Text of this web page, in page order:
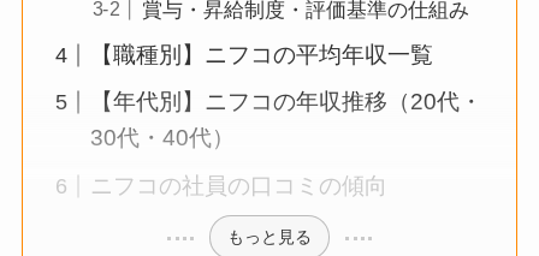
賞与・昇給制度・評価基準の仕組み
【職種別】ニフコの平均年収一覧
【年代別】ニフコの年収推移（20代・
30代・40代）
ニフコの社員の口コミの傾向
もっと見る